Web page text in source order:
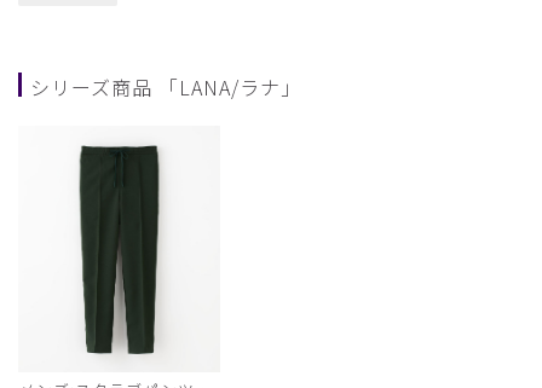
シリーズ商品 「LANA/ラナ」